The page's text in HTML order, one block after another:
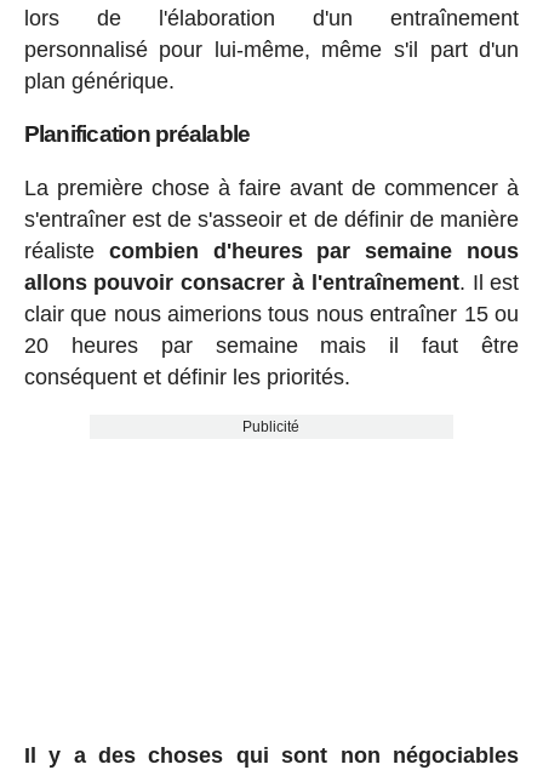
lors de l'élaboration d'un entraînement
personnalisé pour lui-même, même s'il part d'un
plan générique.
Planification préalable
La première chose à faire avant de commencer à
s'entraîner est de s'asseoir et de définir de manière
réaliste combien d'heures par semaine nous
allons pouvoir consacrer à l'entraînement. Il est
clair que nous aimerions tous nous entraîner 15 ou
20 heures par semaine mais il faut être
conséquent et définir les priorités.
Publicité
Il y a des choses qui sont non négociables